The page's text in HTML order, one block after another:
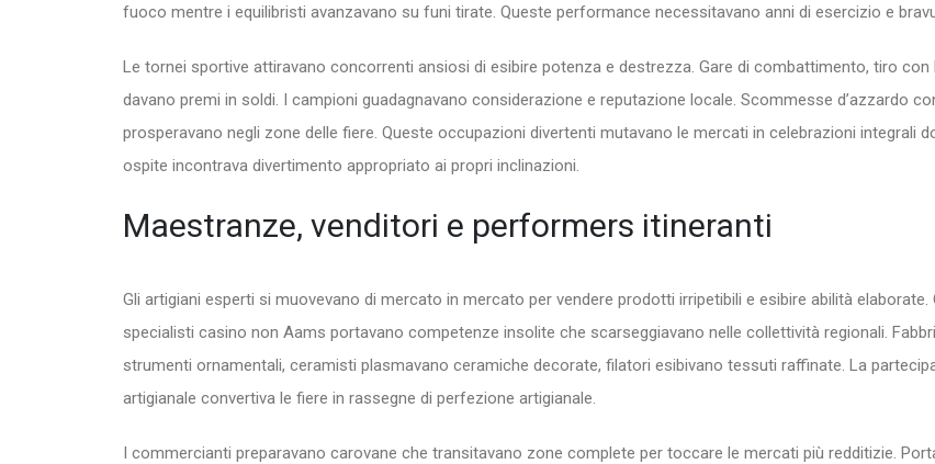
fuoco mentre i equilibristi avanzavano su funi tirate. Queste performance necessitavano anni di esercizio e
Le tornei sportive attiravano concorrenti ansiosi di esibire potenza e destrezza. Gare di combattimento, tiro con
davano premi in soldi. I campioni guadagnavano considerazione e reputazione locale. Scommesse d’azzardo
prosperavano negli zone delle fiere. Queste occupazioni divertenti mutavano le mercati in celebrazioni integrali
ospite incontrava divertimento appropriato ai propri inclinazioni.
Maestranze, venditori e performers itineranti
Gli artigiani esperti si muovevano di mercato in mercato per vendere prodotti irripetibili e esibire abilità elaborate.
specialisti casino non Aams portavano competenze insolite che scarseggiavano nelle collettività regionali.
strumenti ornamentali, ceramisti plasmavano ceramiche decorate, filatori esibivano tessuti raffinate. La
artigianale convertiva le fiere in rassegne di perfezione artigianale.
I commercianti preparavano carovane che transitavano zone complete per toccare le mercati più redditizie.